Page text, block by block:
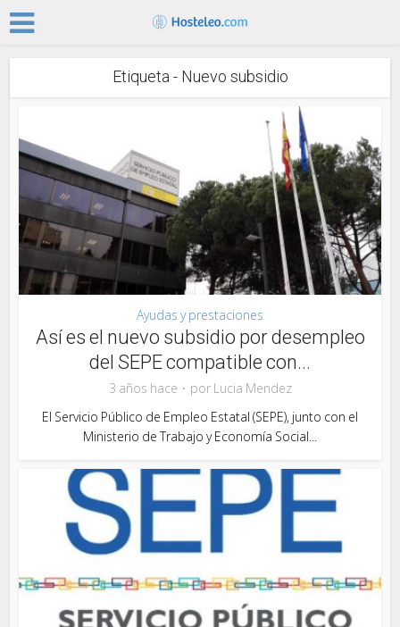
Etiqueta - Nuevo subsidio
Ayudas y prestaciones
Así es el nuevo subsidio por desempleo
del SEPE compatible con...
3 años hace por Lucia Mendez
El Servicio Público de Empleo Estatal (SEPE), junto con el
Ministerio de Trabajo y Economía Social...